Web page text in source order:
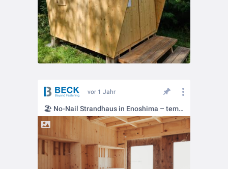
vor 1 Jahr
🏖️ No-Nail Strandhaus in Enoshima – temporär gedacht, dauerhaft inspirierend